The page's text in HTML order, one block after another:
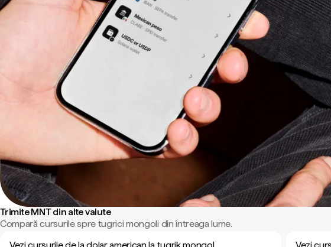
Trimite MNT din alte valute
Compară cursurile spre tugrici mongoli din întreaga lume.